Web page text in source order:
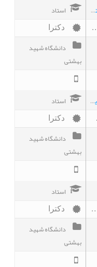
استاد
دکترا
دانشگاه شهید
بهشتی
استاد
دکترا
دانشگاه شهید
بهشتی
استاد
دکترا
دانشگاه شهید
بهشتی